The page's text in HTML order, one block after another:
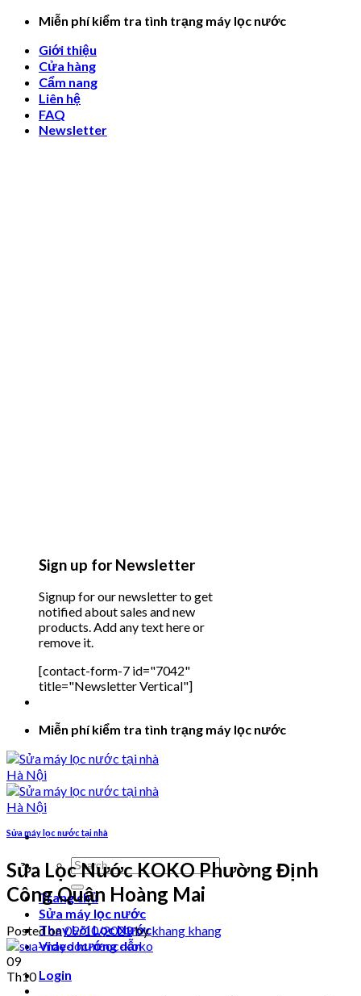
Skip
content
Miễn phí kiểm tra tình trạng máy lọc nước
Giới thiệu
Cửa hàng
Cẩm nang
Liên hệ
FAQ
Newsletter
Sign up for Newsletter
Signup for our newsletter to get
notified about sales and new
products. Add any text here or
remove it.
[contact-form-7 id="7042"
title="Newsletter Vertical"]
Miễn phí kiểm tra tình trạng máy lọc nước
Search
for:
Trang chủ
Sửa máy lọc nước
Thay Lõi Lọc Nước
Video hướng dẫn
Login
Sửa máy lọc nước tại nhà
Sửa Lọc Nước KOKO Phường Định
Công Quận Hoàng Mai
Posted on09/10/2023bykhang khang
09
Th10